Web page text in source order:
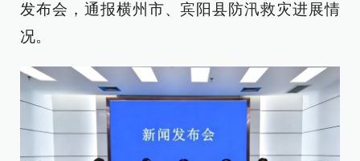
发布会，通报横州市、宾阳县防汛救灾进展情
况。